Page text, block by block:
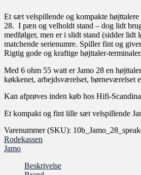
Et sæt velspillende og kompakte højttalere
28. I pæn og velholdt stand – dog lidt
medfølger, men er i slidt stand (sidder lidt
matchende serienumre. Spiller fint og
Rigtig gode og kraftige højttaler-terminaler.
Med 6 ohm 55 watt er Jamo 28 en
køkkenet, arbejdsværelset, børneværelset
Kan afprøves inden køb hos Hifi-
Et kompakt og fint lille sæt velspillende
Varenummer (SKU):
Rodekassen
Jamo
Beskrivelse